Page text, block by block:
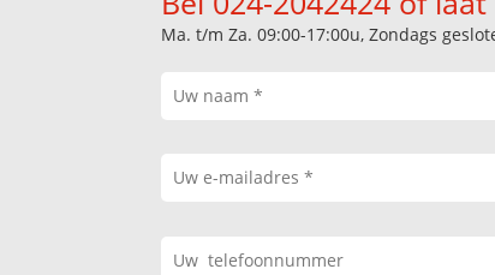
Ma. t/m Za. 09:00-17:00u, Zondags